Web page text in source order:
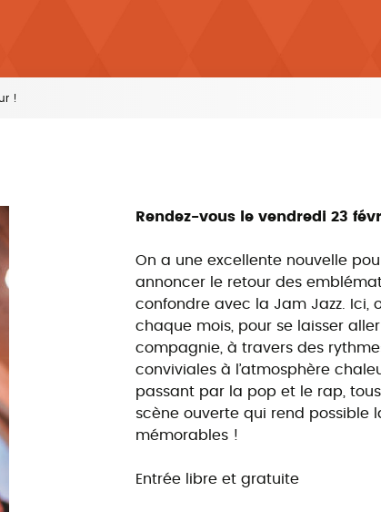
!
Rendez-vous le vendredi 23
On a une excellente nouvelle
annoncer le retour des
confondre avec la Jam Jazz. Ici,
chaque mois, pour se laisser
compagnie, à travers des
conviviales à l’atmosphère
passant par la pop et le rap, tous
scène ouverte qui rend possible
mémorables !
Entrée libre et gratuite